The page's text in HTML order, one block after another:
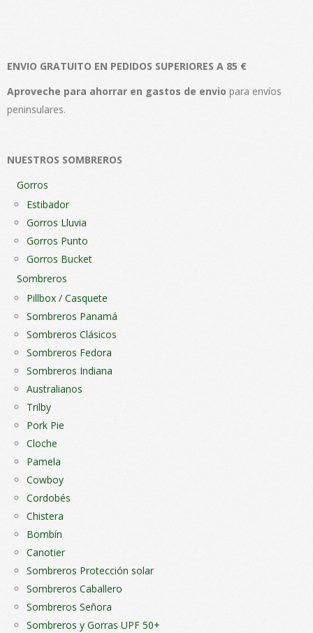
opciones
se
ENVIO GRATUITO EN PEDIDOS SUPERIORES A 85 €
Aproveche para ahorrar en gastos de envio para envíos
peninsulares.
NUESTROS SOMBREROS
Gorros
Estibador
Gorros Lluvia
Gorros Punto
Gorros Bucket
Sombreros
Pillbox / Casquete
Sombreros Panamá
Sombreros Clásicos
Sombreros Fedora
Sombreros Indiana
Australianos
Trilby
Pork Pie
Cloche
Pamela
Cowboy
Cordobés
Chistera
Bombín
Canotier
Sombreros Protección solar
Sombreros Caballero
Sombreros Señora
Sombreros y Gorras UPF 50+